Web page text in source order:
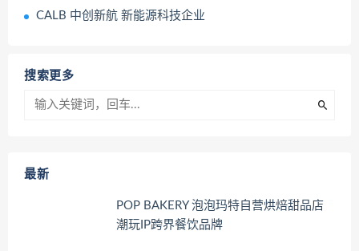
CALB 中创新航 新能源科技企业
搜索更多
最新
POP BAKERY 泡泡玛特自营烘焙甜品店
潮玩IP跨界餐饮品牌